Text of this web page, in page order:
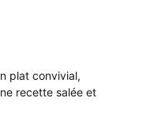
plat convivial,
recette salée et